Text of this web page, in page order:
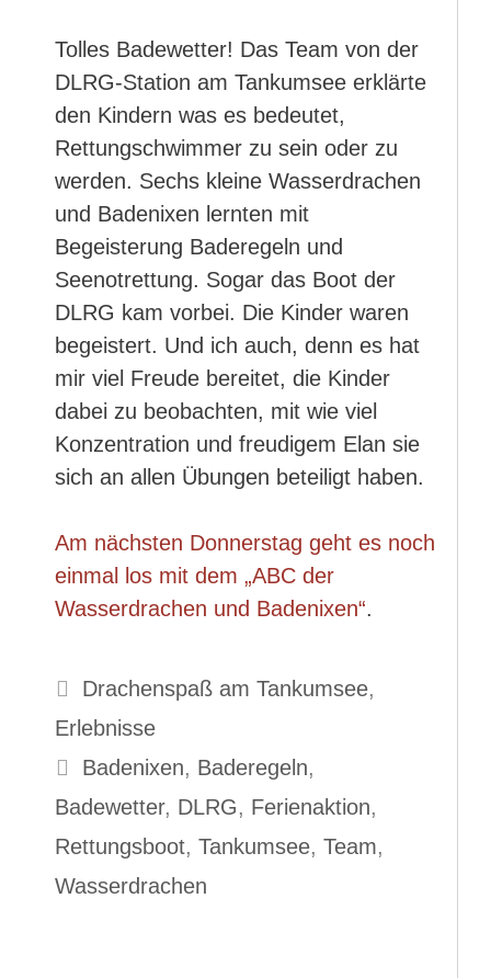
Tolles Badewetter! Das Team von der
DLRG-Station am Tankumsee erklärte
den Kindern was es bedeutet,
Rettungschwimmer zu sein oder zu
werden. Sechs kleine Wasserdrachen
und Badenixen lernten mit
Begeisterung Baderegeln und
Seenotrettung. Sogar das Boot der
DLRG kam vorbei. Die Kinder waren
begeistert. Und ich auch, denn es hat
mir viel Freude bereitet, die Kinder
dabei zu beobachten, mit wie viel
Konzentration und freudigem Elan sie
sich an allen Übungen beteiligt haben.
Am nächsten Donnerstag geht es noch
einmal los mit dem „ABC der
Wasserdrachen und Badenixen“.
Kategorien
Drachenspaß am Tankumsee,
Erlebnisse
Schlagwörter
Badenixen, Baderegeln,
Badewetter, DLRG, Ferienaktion,
Rettungsboot, Tankumsee, Team,
Wasserdrachen